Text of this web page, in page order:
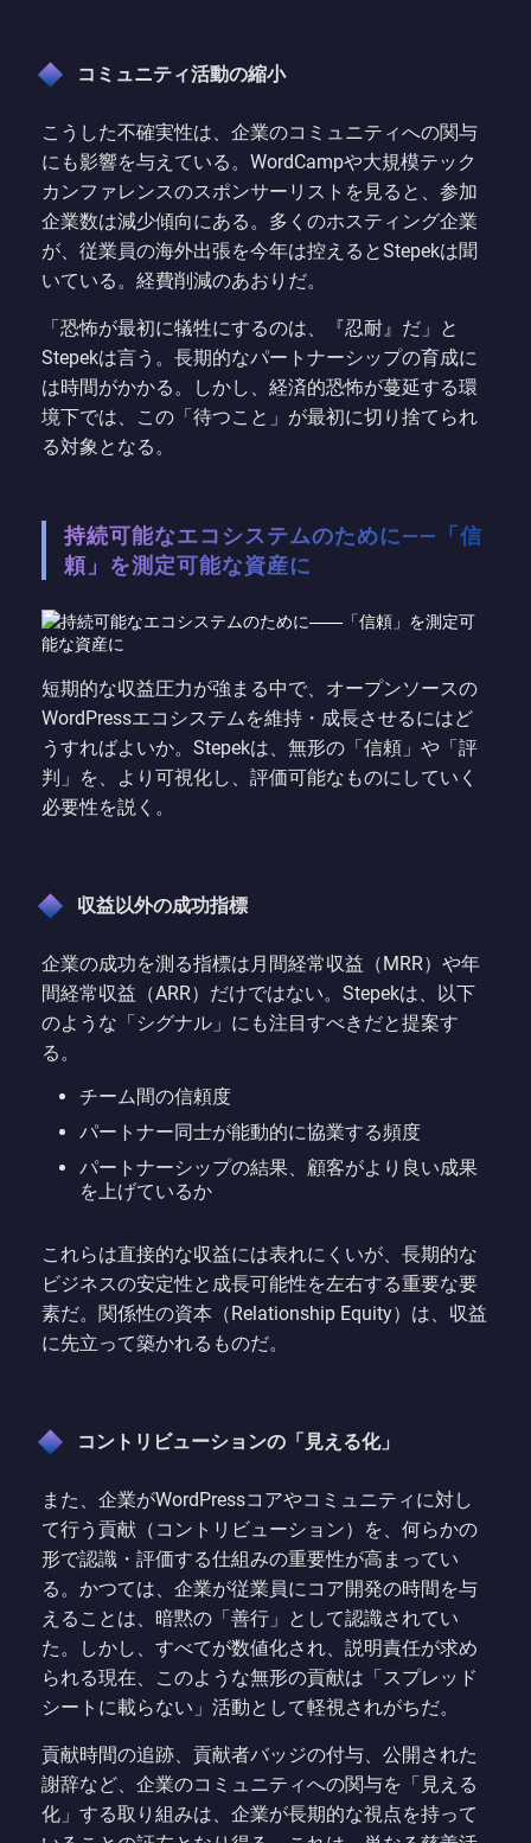
コミュニティ活動の縮小
こうした不確実性は、企業のコミュニティへの関与
にも影響を与えている。WordCampや大規模テック
カンファレンスのスポンサーリストを見ると、参加
企業数は減少傾向にある。多くのホスティング企業
が、従業員の海外出張を今年は控えるとStepekは聞
いている。経費削減のあおりだ。
「恐怖が最初に犠牲にするのは、『忍耐』だ」と
Stepekは言う。長期的なパートナーシップの育成に
は時間がかかる。しかし、経済的恐怖が蔓延する環
境下では、この「待つこと」が最初に切り捨てられ
る対象となる。
持続可能なエコシステムのために——「信
頼」を測定可能な資産に
短期的な収益圧力が強まる中で、オープンソースの
WordPressエコシステムを維持・成長させるにはど
うすればよいか。Stepekは、無形の「信頼」や「評
判」を、より可視化し、評価可能なものにしていく
必要性を説く。
収益以外の成功指標
企業の成功を測る指標は月間経常収益（MRR）や年
間経常収益（ARR）だけではない。Stepekは、以下
のような「シグナル」にも注目すべきだと提案す
る。
チーム間の信頼度
パートナー同士が能動的に協業する頻度
パートナーシップの結果、顧客がより良い成果
を上げているか
これらは直接的な収益には表れにくいが、長期的な
ビジネスの安定性と成長可能性を左右する重要な要
素だ。関係性の資本（Relationship Equity）は、収益
に先立って築かれるものだ。
コントリビューションの「見える化」
また、企業がWordPressコアやコミュニティに対し
て行う貢献（コントリビューション）を、何らかの
形で認識・評価する仕組みの重要性が高まってい
る。かつては、企業が従業員にコア開発の時間を与
えることは、暗黙の「善行」として認識されてい
た。しかし、すべてが数値化され、説明責任が求め
られる現在、このような無形の貢献は「スプレッド
シートに載らない」活動として軽視されがちだ。
貢献時間の追跡、貢献者バッジの付与、公開された
謝辞など、企業のコミュニティへの関与を「見える
化」する取り組みは、企業が長期的な視点を持って